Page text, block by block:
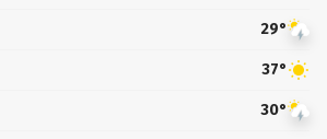
29°
37°
30°